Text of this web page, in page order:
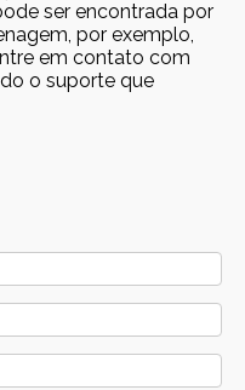
ser encontrada por
por exemplo,
em contato com
o suporte que